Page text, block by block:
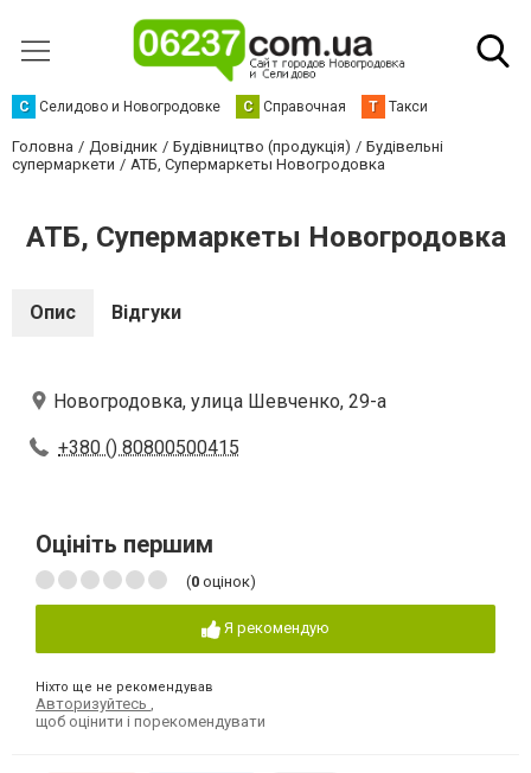
С Селидово и Новогродовке С Справочная Т Такси
Головна Довідник Будівництво (продукція)
Будівельні
супермаркети
АТБ, Супермаркеты Новогродовка
АТБ, Супермаркеты Новогродовка
Опис Відгуки
Новогродовка, улица Шевченко, 29-а
+380 () 80800500415
Оцініть першим
(0 оцінок)
Я рекомендую
Ніхто ще не рекомендував
Авторизуйтесь
щоб оцінити і порекомендувати